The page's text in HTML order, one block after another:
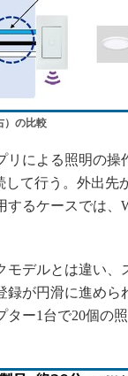
）の比較
による照明の操
して行う。外出
するケースでは
デルとは違い、
録が円滑に進め
ー1台で20個の